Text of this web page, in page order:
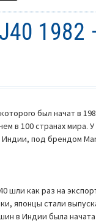
был начат в
в 100 странах мира.
Индии, под брендом
шли как раз на
японцы стали
в Индии была